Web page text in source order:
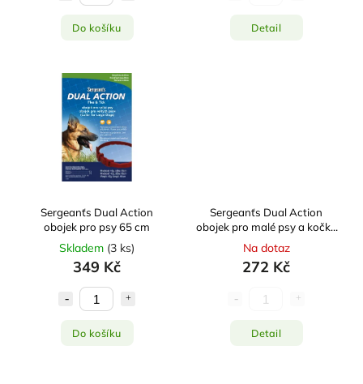
Do košíku Detail
Sergeanťs Dual Action
obojek pro psy 65 cm
Skladem (3 ks)
349 Kč
Do košíku
Sergeanťs Dual Action
obojek pro malé psy a kočky
34 cm
Na dotaz
272 Kč
Detail